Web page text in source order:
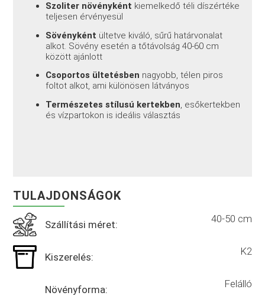
Szoliter növényként kiemelkedő téli díszértéke
teljesen érvényesül
Sövényként ültetve kiváló, sűrű határvonalat
alkot. Sövény esetén a tőtávolság 40-60 cm
között ajánlott
Csoportos ültetésben nagyobb, télen piros
foltot alkot, ami különösen látványos
Természetes stílusú kertekben, esőkertekben
és vízpartokon is ideális választás
TULAJDONSÁGOK
Szállítási méret: 40-50 cm
Kiszerelés: K2
Növényforma: Felálló